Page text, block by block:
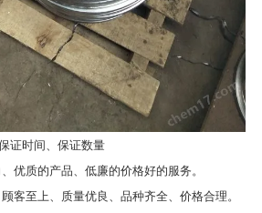
证时间、保证数量
优质的产品、低廉的价格好的服务。
客至上、质量优良、品种齐全、价格合理。